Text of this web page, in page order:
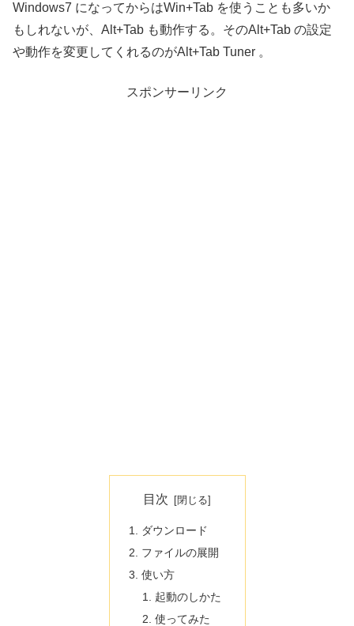
Windows7 になってからはWin+Tab を使うことも多いか
もしれないが、Alt+Tab も動作する。そのAlt+Tab の設定
や動作を変更してくれるのがAlt+Tab Tuner 。
スポンサーリンク
目次
ダウンロード
ファイルの展開
使い方
起動のしかた
使ってみた